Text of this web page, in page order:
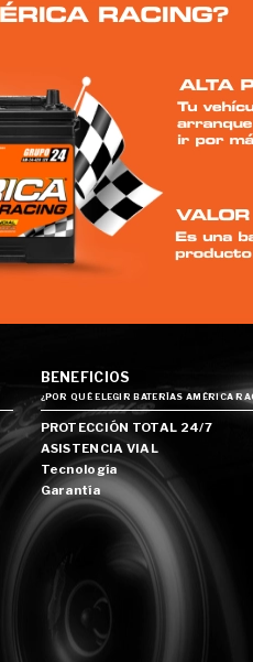
BENEFICIOS
¿POR QUÉ ELEGIR BATERÍAS AMÉRICA
PROTECCIÓN TOTAL 24/7
ASISTENCIA VIAL
Tecnología
Garantía